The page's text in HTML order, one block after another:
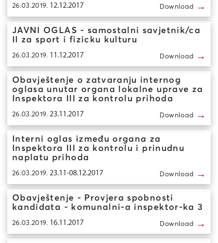
26.03.2019. Download →
12.12.2017
JAVNI OGLAS - samostalni savjetnik/ca
II za sport i fizicku kulturu
26.03.2019. Download →
11.12.2017
Obavještenje o zatvaranju internog
oglasa unutar organa lokalne uprave za
Inspektora III za kontrolu prihoda
26.03.2019. Download →
23.11.2017
Interni oglas između organa za
Inspektora III za kontrolu i prinudnu
naplatu prihoda
26.03.2019. Download →
23.11-08.12.2017
Obavještenje - Provjera spobnosti
kandidata - komunalni-a inspektor-ka 3
26.03.2019. Download →
16.11.2017